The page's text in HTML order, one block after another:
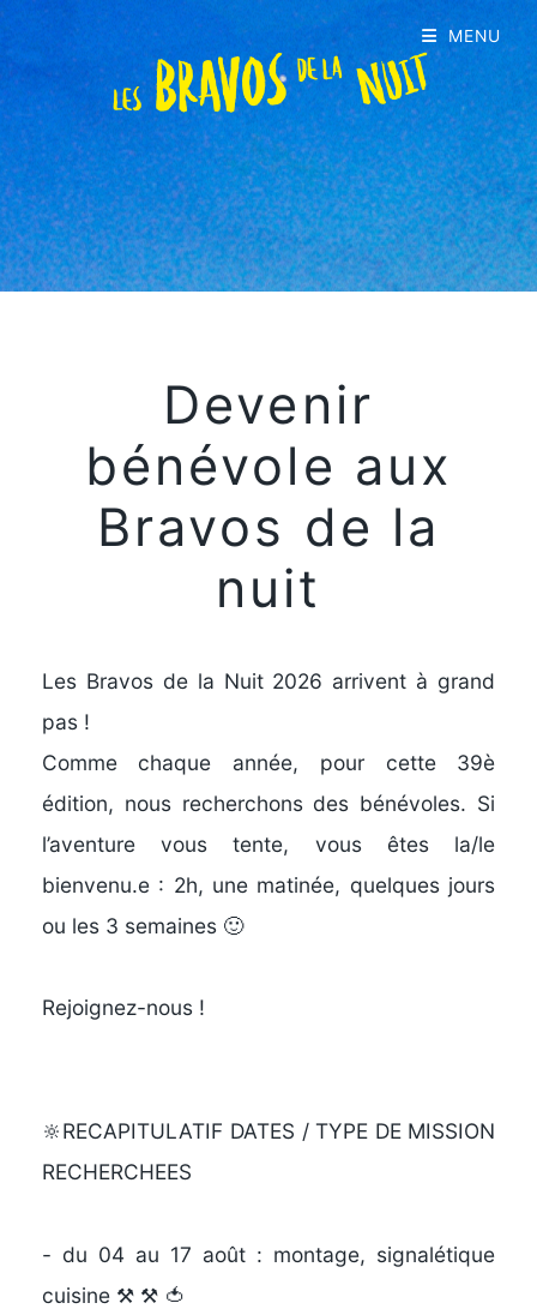
Devenir
bénévole aux
Bravos de la
nuit
Les Bravos de la Nuit 2026 arrivent à grand
pas !
Comme chaque année, pour cette 39è
édition, nous recherchons des bénévoles. Si
l’aventure vous tente, vous êtes la/le
bienvenu.e : 2h, une matinée, quelques jours
ou les 3 semaines 🙂
Rejoignez-nous !
🔆RECAPITULATIF DATES / TYPE DE MISSION
RECHERCHEES
- du 04 au 17 août : montage, signalétique
cuisine ⚒️ ⚒️ 🍅
MENU